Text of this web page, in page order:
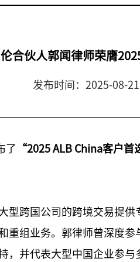
合伙人郭闻律师荣膺
发布时间：2025-08-21
了 “2025 ALB China客户
型跨国公司的跨境交易提
重组业务。郭律师曾深度
，并代表大型中国企业参